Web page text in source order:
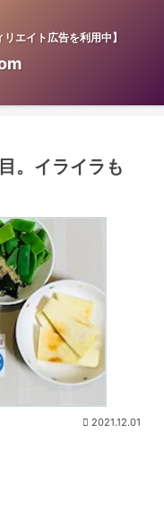
エイト広告を利用中】
。イライラも
2021.12.01